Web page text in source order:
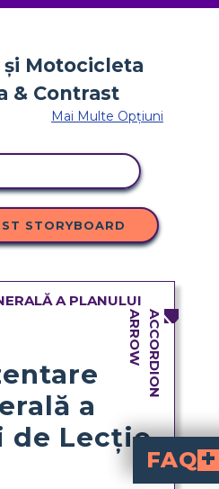
Mai Multe Opțiuni
STORYBOARD
A PLANULUI
a
de Lecție
FAQ